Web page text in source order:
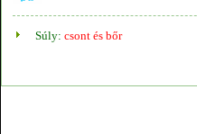
Súly: csont és bőr